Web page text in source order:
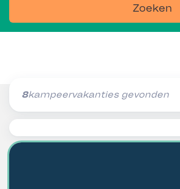
Zoeken
8kampeervakanties gevonden